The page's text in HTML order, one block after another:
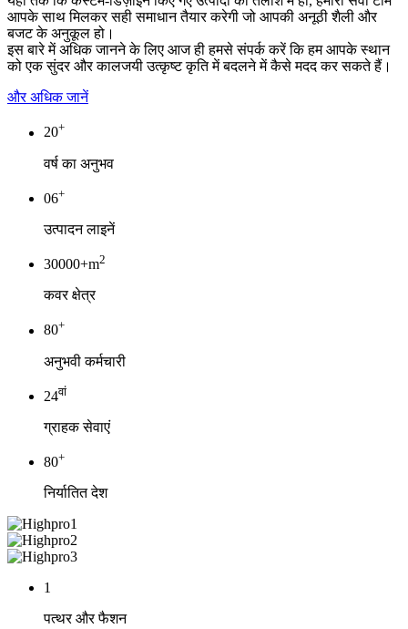
आपके साथ मिलकर सही समाधान तैयार करेगी जो आपकी अनूठी शैली और
बजट के अनुकूल हो।
इस बारे में अधिक जानने के लिए आज ही हमसे संपर्क करें कि हम आपके स्थान
को एक सुंदर और कालजयी उत्कृष्ट कृति में बदलने में कैसे मदद कर सकते हैं।
और अधिक जानें
20+
वर्ष का अनुभव
06+
उत्पादन लाइनें
30000+m2
कवर क्षेत्र
80+
अनुभवी कर्मचारी
24वां
ग्राहक सेवाएं
80+
निर्यातित देश
1
पत्थर और फैशन